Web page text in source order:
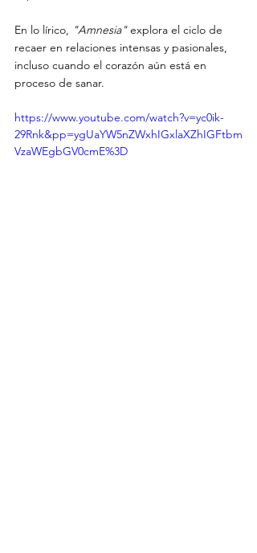
En lo lírico, "Amnesia" explora el ciclo de
recaer en relaciones intensas y pasionales,
incluso cuando el corazón aún está en
proceso de sanar.
https://www.youtube.com/watch?v=yc0ik-
29Rnk&pp=ygUaYW5nZWxhIGxlaXZhIGFtbm
VzaWEgbGV0cmE%3D